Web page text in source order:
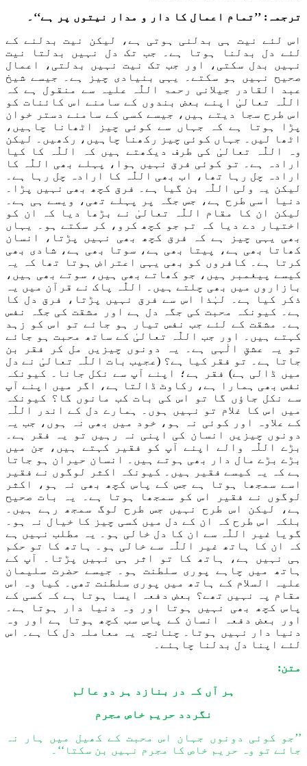
ترجمہ: ’’تمام اعمال کا دار و مدار نیتوں پر ہے‘‘۔
اس لئے
نیت ہی بدلنی ہوتی ہے، لیکن نیت بدلنے کے
لئے دل بدلنا ہوتا ہے۔ جب تک دل نہیں بدلتا نیت
نہیں بدل سکتی، اور جب تک نیت نہیں بدلتی، اعمال
صحیح نہیں ہو سکتے۔ یہی بنیادی چیز ہے۔ جیسے شیخ
عبد القادر جیلانی
رحمۃ اللّٰہ علیہ سے منقول ہے کہ
اللّٰہ
تعالیٰ اپنے بعض بندوں کے سامنے اس کائنات کو
اس طرح سجا دیتے ہیں، جیسے کسی کے سامنے دستر خوان
پڑا ہوتا ہے کہ جہاں سے کوئی چیز اٹھانا چاہیں،
اٹھا لیں
جہاں کوئی چیز رکھنا چاہیں، رکھیں
لیکن
وہ
اللّٰہ تعالیٰ کی طرف دیکھتے ہیں کہ اللّٰہ
کا کیا
ارادہ ہے۔
تو کوئی فرق نہیں ہوا، پہلے بھی اللّٰہ
کا
ارادہ چل رہا تھا ، اب بھی اللّٰہ
کا ارادہ چل رہا ہے۔
لیکن یہ ولی اللّٰہ
بن گیا ہے۔ فرق کچھ بھی نہیں پڑا۔
دنیا اسی طرح ہے ، جسجگہ پر پہلے تھی، ویسے ہی
ہے۔
لیکن ان کا مقام
اللّٰہ تعالیٰ نے بڑھا دیا کہ ا ن
کو
اختیار دے دیا کہ تم جو کچھ کرو، کر سکتے ہو۔ یہاں
بھی یہی چیز
ہے کہ فرق کچھ بھی نہیں پڑتا، انسان
کھاتا بھی ہے، پیتا بھی ہے، سوتا بھی ہے، شادی بھی
کرتا ہے
کافروں کو بھی یہی اعتراض ہوتا تھا
کہ یہ
کیسے پیغمبر ہیں،
جو کھاتے بھی ہیں، سوتے بھی ہیں،
بازاروں میں بھی چلتے ہیں
اللّٰہ پاک نے قرآن میں یہ
ذکر کیا ہے۔
لہٰذا
اس سے فرق نہیں پڑتا، فرق دل کا
ہے۔
کیونکہ محبت کی جگہ دل ہے اور مشقت کی جگہ نفس
ہے۔ مشقت کے لئے جب نفس تیار ہو جائے تو اس کو زہد
کہتے ہیں۔ اور جب اللّٰہ تعالیٰ کے ساتھ محبت ہو جائے
تو یہ عشقِ الٰہ
ی ہے۔ یہ دونوں چیزیں مل کر فقر بن
جاتا ہے۔ تو فقر کیا ہے؟ (عجیب بات اللّٰہ تعالیٰ نے دل
میں ڈالی ہے) فقر ہے؛ اپنے آپ سے نکل جانا۔ کیونکہ
نفس بھی ہمارا ہے، رکا و ٹ ڈالتا ہے، اگر میں اپنے آپ
سے نکل جاؤں گا تو اس کی بات کب مانوں گا؟
کیونکہ
میں
اس کا غلام تو نہیں ہوں۔ ہمارے دل کے اندر
اللّٰہ
کے علاوہ اور کوئی نہ ہو، خود میں بھی نہ ہوں،
جب یہ
دونوں چیزیں انسان کی اپنی نہ رہیں تو یہ فقر ہے۔
بڑے
اللّٰہ والے اپنے آپ کو فقیر کہتے ہیں، جن میں
بڑے بڑے مال دار بھی ہوتے ہیں۔ انسان حیران ہو جاتا
ہے کہ یہ کیسے فقیر ہیں۔ کیونکہ اکثر لوگوں نے فقیر
اسے سمجھا ہوتا ہے جس کے پاس کچھ بھی نہ ہو، اکثر
لوگوں نے فقیر اس کو سمجھا ہوتا ہے۔
یہ
بات صحیح
ہے، لیکن اس
طرح نہیں جس طرح لوگ سمجھ رہے ہیں۔
بلکہ اس طرح کہ ان کے دل میں کسی چیز کا خیال نہ ہو۔
گویا
غیر اللّٰہ سے ان کا دل خالی ہو یہ مطلب نہیں ہ ے
کہ ا ن کا ہاتھ غیر اللّٰہ سے خالی ہو۔ ہاتھ کا تو حکم
ہی نہیں ہے ، ہاتھ کا تو اثر ہی نہیں پڑتا
آپ کے
ہاتھ میں چاہے پوری سلطنت ہو ۔ جیسے حضرت سلیمان
علیہ السلام کے ہاتھ میں پوری سلطنت تھی۔ کیا وہ اس
مقام پہ
نہیں تھے؟ بعض دفعہ ایسا ہوتا ہے کہ کسی کے
پاس کچھ بھی نہیں ہوتا اور وہ دنیا دار ہوتا ہے۔
اور بعض دفعہ انسان کے پاس سب کچھ ہوتا ہے اور وہ
دنیا دار نہیں ہوتا
چنانچہ یہ معاملہ دل کا ہے۔
اس
لئے اپنا دل بدلنا چاہ ئے۔
متن:
ہر آں کہ در بنازد ہر دو عالم
نگردد حریم خاص مجرم
’’جو کوئی دونوں جہان اس محبت کے کھیل میں ہار نہ
جائے تو وہ حریم خاص کا مجرم نہیں بن سکتا‘‘۔